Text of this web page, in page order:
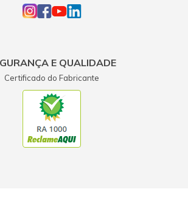
E QUALIDADE
Certificado do Fabricante